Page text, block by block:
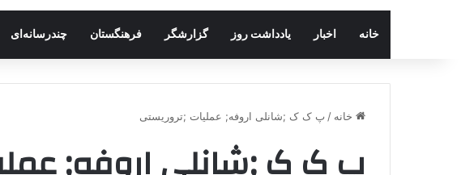
خانه اخبار یادداشت روز گزارشگر فرهنگستان چندرسانه‌ای
خانه / پ ک ک ;شانلی اروفه; عملیات ;تروریستی